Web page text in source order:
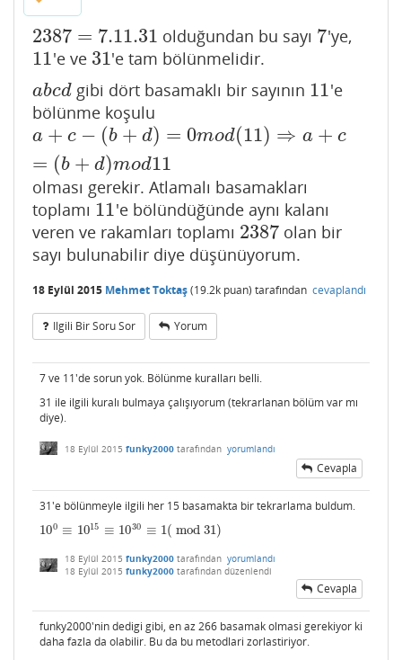
2387 = 7.11.31
2387= 7.11.31 olduğundan bu sayı 7
7'ye,
11
11'e ve 31
31'e tam bölünmelidir.
abcd
abcd gibi dört basamaklı bir sayının 11
11'e
bölünme koşulu
a + c − (b + d) = 0mod(11) ⇒ a + c
= (b + d)mod11
a+c− (b +d )=0 m od( 11 ⇒a+c=(b+d) mo d11
olması gerekir. Atlamalı basamakları
toplamı 11
11'e bölündüğünde aynı kalanı
veren ve rakamları toplamı 2387
2387 olan bir
sayı bulunabilir diye düşünüyorum.
18 Eylül 2015 Mehmet Toktaş(19.2k puan) tarafından cevaplandı
Ilgili Bir Soru Sor Yorum
7 ve 11'de sorun yok. Bölünme kuralları belli.
31 ile ilgili kuralı bulmaya çalışıyorum (tekrarlanan bölüm var mı
diye).
18 Eylül 2015 funky2000 tarafından yorumlandı
Cevapla
31'e bölünmeyle ilgili her 15 basamakta bir tekrarlama buldum.
100 ≡ 1015 ≡ 1030 ≡ 1( mod31)
100 ≡10 15≡1030≡1(mod31)
18 Eylül 2015 funky2000 tarafından yorumlandı
18 Eylül 2015 funky2000 tarafından düzenlendi
Cevapla
funky2000'nin dedigi gibi, en az 266 basamak olmasi gerekiyor ki
daha fazla da olabilir. Bu da bu metodlari zorlastiriyor.